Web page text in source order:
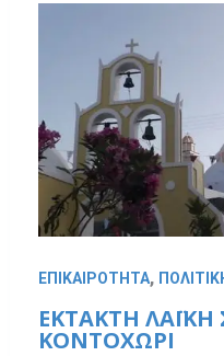
ΕΠΙΚΑΙΡΟΤΗΤΑ,
ΕΚΤΑΚΤΗ
ΚΟΝΤΟΧΩΡΙ